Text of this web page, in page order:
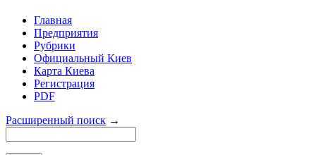
Главная
Предприятия
Рубрики
Официальный Киев
Карта Киева
Регистрация
PDF
Расширенный поиск →